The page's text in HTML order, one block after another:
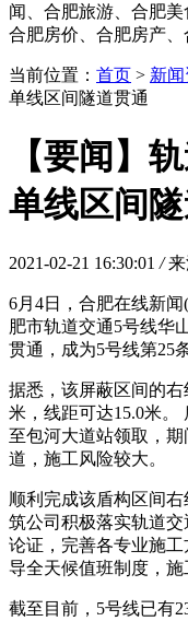
闻、合肥旅游、合肥美
合肥房价、合肥房产、
当前位置： 首页 > 新
单线区间隧道贯通
【要闻】
单线区间
2021-02-21 16:30:01/
6月4日，合肥在线新
肥市轨道交通5号线华
贯通，成为5号线第25
据悉，该屏蔽区间的右
米，线距可达15.0米
至包河大道站领取，
道，施工风险较大。
顺利完成该盾构区间
筑公司积极落实轨道
论证，完善各专业施
导全天候值班制度，
截至目前，5号线已有